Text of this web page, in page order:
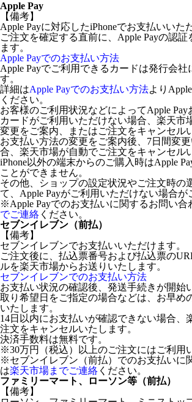
Apple Pay
【備考】
Apple Payに対応したiPhoneでお支払いいた
ご注文を確定する直前に、Apple Payの認証
ます。
Apple Payでのお支払い方法
Apple Payでご利用できるカードは発行会社
す。
詳細はApple Payでのお支払い方法より
ください。
お客様のご利用状況などによってApple Pay
カードがご利用いただけない場合、楽天市
変更をご案内、またはご注文をキャンセル
お支払い方法の変更をご案内後、7日間変
合、楽天市場が自動でご注文をキャンセル
iPhone以外の端末からのご購入時はApple
ことができません。
その他、ショップの設定状況やご注文時の
て、Apple Payがご利用いただけない場合が
※Apple Payでのお支払いに関するお問い合
でご連絡 ください。
セブンイレブン（前払）
【備考】
セブンイレブンでお支払いいただけます。
ご注文後に、払込票番号および払込票の
ルを楽天市場からお送りいたします。
セブンイレブンでのお支払い方法
お支払い状況の確認後、発送手続きが開始
取り希望日をご指定の場合などは、お早め
いたします。
14日以内にお支払いが確認できない場合、
注文をキャンセルいたします。
決済手数料は無料です。
※30万円（税込）以上のご注文にはご利用
※セブンイレブン（前払）でのお支払いに
は楽天市場までご連絡 ください。
ファミリーマート、ローソン等（前払）
【備考】